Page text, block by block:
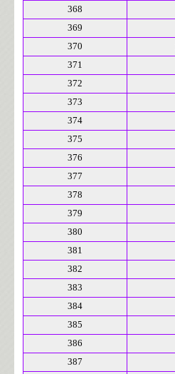
368
369
370
371
372
373
374
375
376
377
378
379
380
381
382
383
384
385
386
387